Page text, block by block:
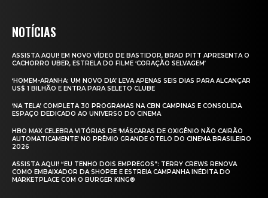
NOTÍCIAS
ASSISTA AQUI! EM NOVO VÍDEO DE BASTIDOR, BRAD PITT APRESENTA O
CACHORRO UBER, ESTRELA DO FILME ‘CORAÇÃO SELVAGEM’
‘HOMEM-ARANHA: UM NOVO DIA’ LEVA APENAS SEIS DIAS PARA ALCANÇAR
US$ 1 BILHÃO E ENTRA PARA SELETO CLUBE
‘NA TELA’ COMPLETA 30 PROGRAMAS NA CBN CAMPINAS E CONSOLIDA
ESPAÇO DEDICADO AO UNIVERSO DO CINEMA
HBO MAX CELEBRA VITÓRIAS DE ‘MÁSCARAS DE OXIGÊNIO NÃO CAIRÃO
AUTOMATICAMENTE’ NO PRÊMIO GRANDE OTELO DO CINEMA BRASILEIRO
2026
ASSISTA AQUI! “EU TENHO DOIS EMPREGOS”: TERRY CREWS RENOVA
COMO EMBAIXADOR DA SHOPEE E ESTREIA CAMPANHA INÉDITA DO
MARKETPLACE COM O BURGER KING®